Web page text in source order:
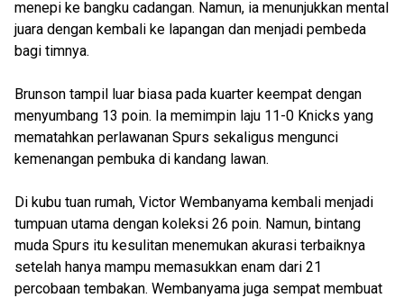
menepi ke bangku cadangan. Namun, ia menunjukkan mental
juara dengan kembali ke lapangan dan menjadi pembeda
bagi timnya.
Brunson tampil luar biasa pada kuarter keempat dengan
menyumbang 13 poin. Ia memimpin laju 11-0 Knicks yang
mematahkan perlawanan Spurs sekaligus mengunci
kemenangan pembuka di kandang lawan.
Di kubu tuan rumah, Victor Wembanyama kembali menjadi
tumpuan utama dengan koleksi 26 poin. Namun, bintang
muda Spurs itu kesulitan menemukan akurasi terbaiknya
setelah hanya mampu memasukkan enam dari 21
percobaan tembakan. Wembanyama juga sempat membuat